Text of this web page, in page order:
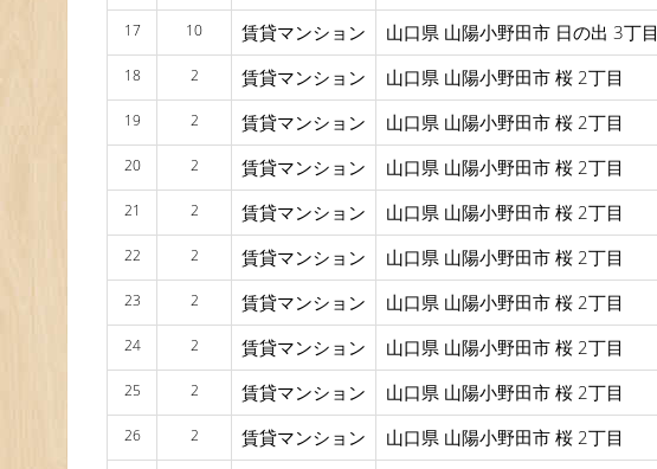
17 10 賃貸マンション 山口県 山陽小野田市 日の出 3丁目
18 2 賃貸マンション 山口県 山陽小野田市 桜 2丁目
19 2 賃貸マンション 山口県 山陽小野田市 桜 2丁目
20 2 賃貸マンション 山口県 山陽小野田市 桜 2丁目
21 2 賃貸マンション 山口県 山陽小野田市 桜 2丁目
22 2 賃貸マンション 山口県 山陽小野田市 桜 2丁目
23 2 賃貸マンション 山口県 山陽小野田市 桜 2丁目
24 2 賃貸マンション 山口県 山陽小野田市 桜 2丁目
25 2 賃貸マンション 山口県 山陽小野田市 桜 2丁目
26 2 賃貸マンション 山口県 山陽小野田市 桜 2丁目